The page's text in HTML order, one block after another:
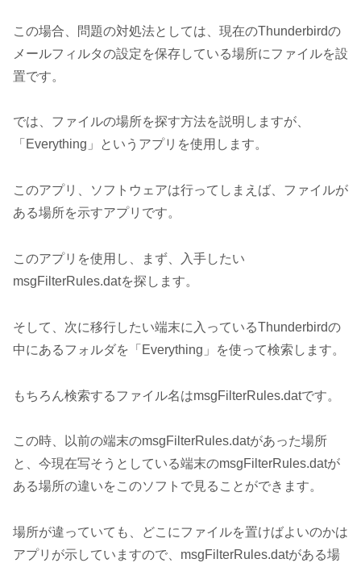
この場合、問題の対処法としては、現在のThunderbirdの
メールフィルタの設定を保存している場所にファイルを設
置です。
では、ファイルの場所を探す方法を説明しますが、
「Everything」というアプリを使用します。
このアプリ、ソフトウェアは行ってしまえば、ファイルが
ある場所を示すアプリです。
このアプリを使用し、まず、入手したい
msgFilterRules.datを探します。
そして、次に移行したい端末に入っているThunderbirdの
中にあるフォルダを「Everything」を使って検索します。
もちろん検索するファイル名はmsgFilterRules.datです。
この時、以前の端末のmsgFilterRules.datがあった場所
と、今現在写そうとしている端末のmsgFilterRules.datが
ある場所の違いをこのソフトで見ることができます。
場所が違っていても、どこにファイルを置けばよいのかは
アプリが示していますので、msgFilterRules.datがある場